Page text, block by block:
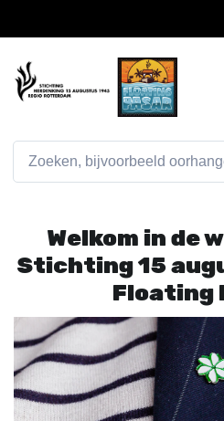
Welkom in de
Stichting 15
Floating